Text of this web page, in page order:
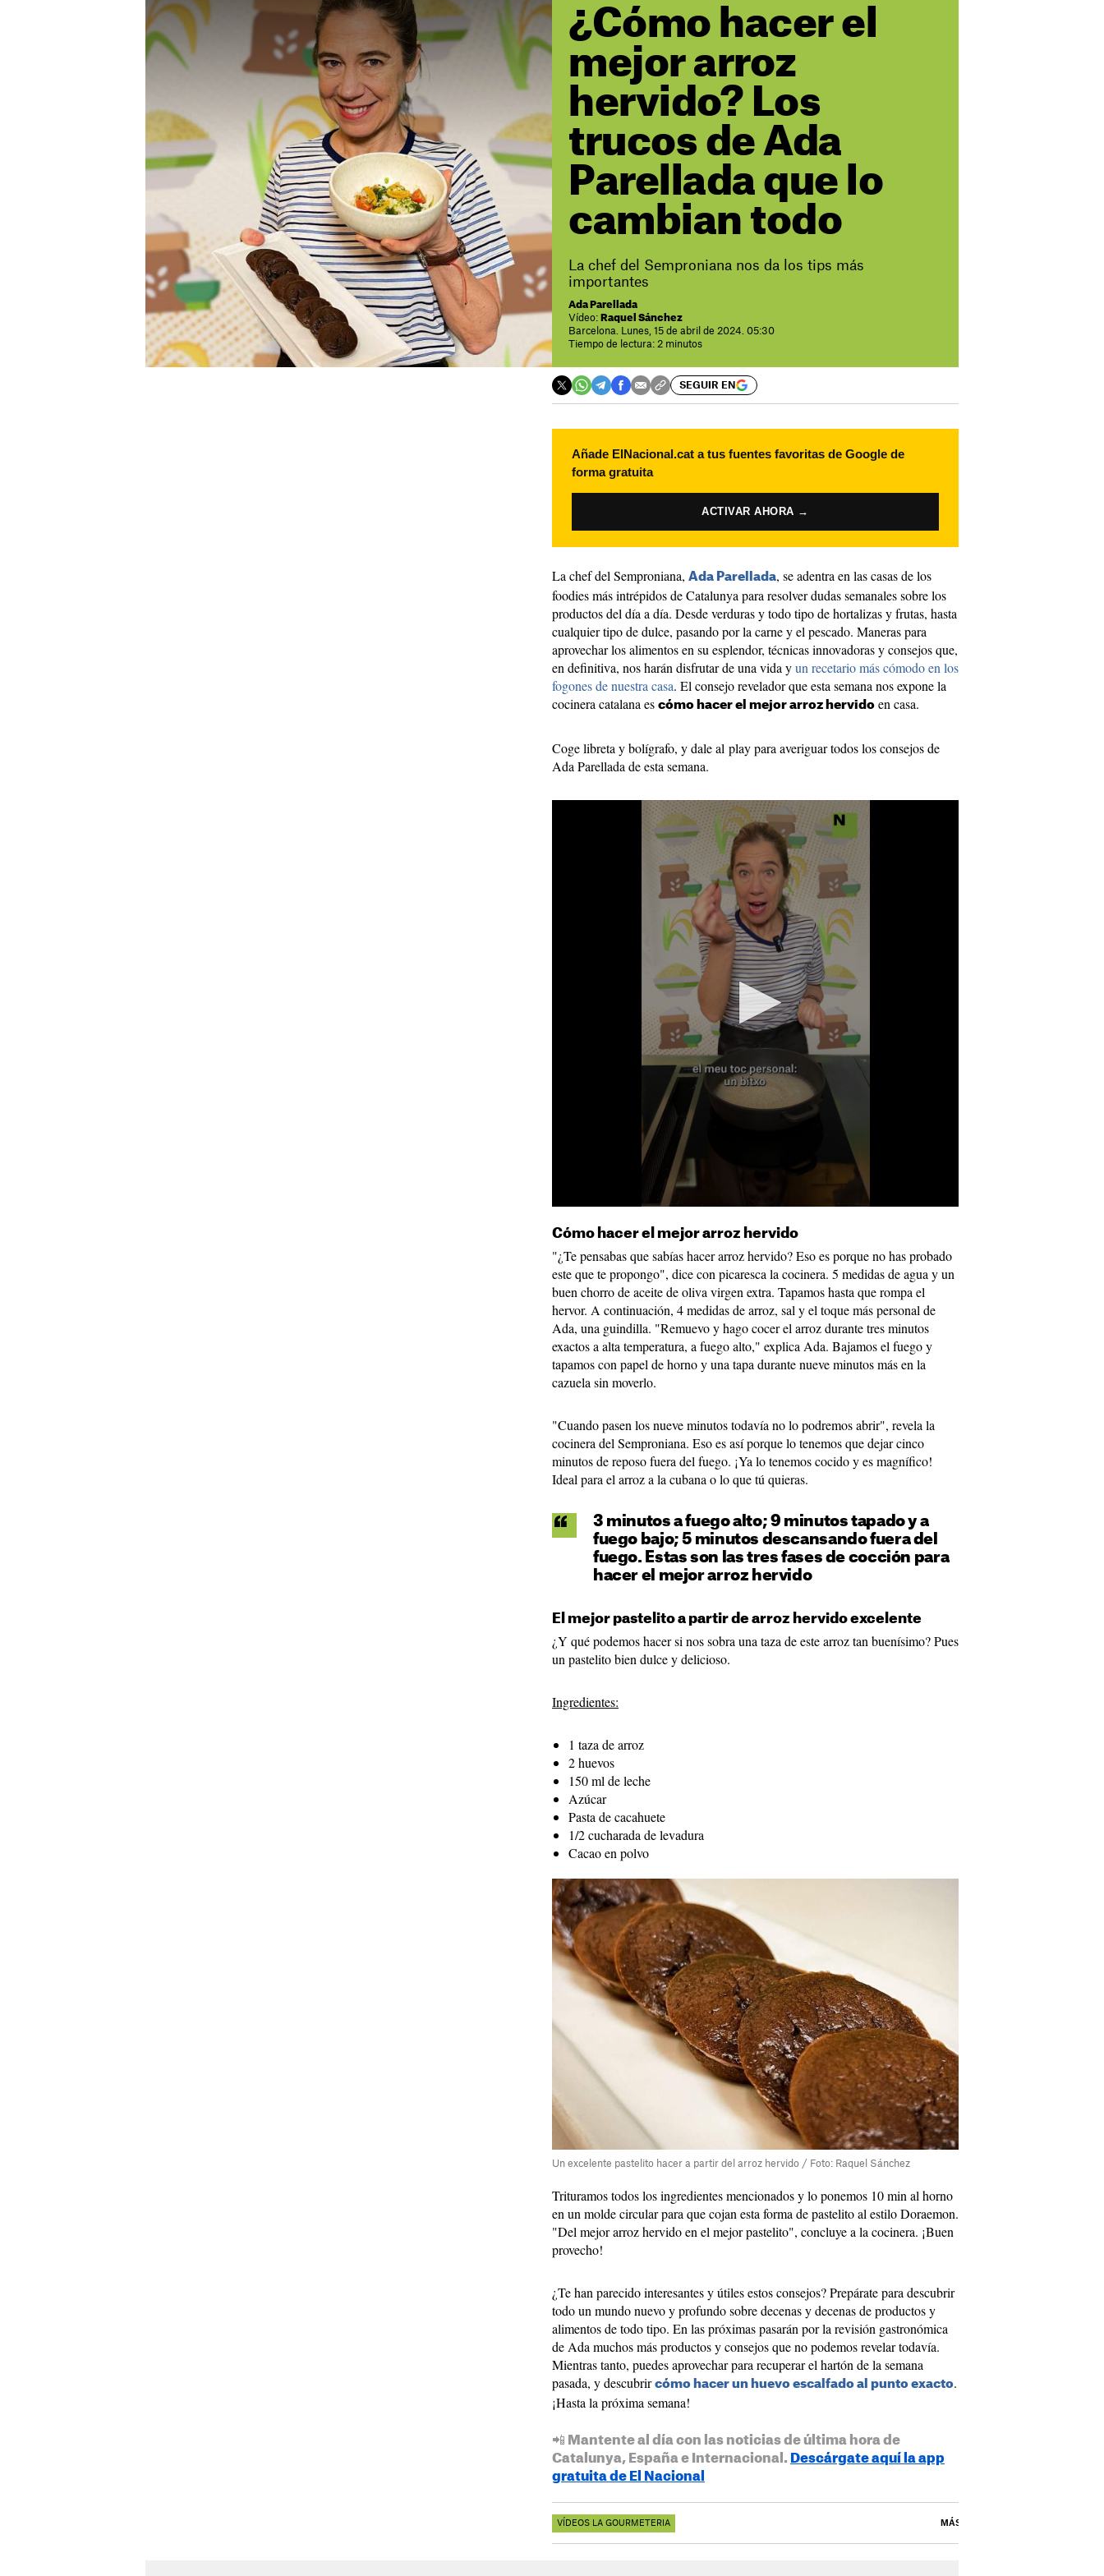
¿Cómo hacer el
mejor arroz
hervido? Los
trucos de Ada
Parellada que lo
cambian todo
La chef del Semproniana nos da los tips más
importantes
Ada Parellada
Vídeo: Raquel Sánchez
Barcelona. Lunes, 15 de abril de 2024. 05:30
Tiempo de lectura: 2 minutos
SEGUIR EN
Añade ElNacional.cat a tus fuentes favoritas de Google de
forma gratuita
ACTIVAR AHORA →
La chef del Semproniana, Ada Parellada, se adentra en las casas de los
foodies más intrépidos de Catalunya para resolver dudas semanales sobre los
productos del día a día. Desde verduras y todo tipo de hortalizas y frutas, hasta
cualquier tipo de dulce, pasando por la carne y el pescado. Maneras para
aprovechar los alimentos en su esplendor, técnicas innovadoras y consejos que,
en definitiva, nos harán disfrutar de una vida yun recetario más cómodo en los
fogones de nuestra casa. El consejo revelador que esta semana nos expone la
cocinera catalana es cómo hacer el mejor arroz hervido en casa.
Coge libreta y bolígrafo, y dale al play para averiguar todos los consejos de
Ada Parellada de esta semana.
Cómo hacer el mejor arroz hervido
"¿Te pensabas que sabías hacer arroz hervido? Eso es porque no has probado
este que te propongo", dice con picaresca la cocinera. 5 medidas de agua y un
buen chorro de aceite de oliva virgen extra. Tapamos hasta que rompa el
hervor. A continuación, 4 medidas de arroz, sal y el toque más personal de
Ada, una guindilla. "Remuevo y hago cocer el arroz durante tres minutos
exactos a alta temperatura, a fuego alto," explica Ada. Bajamos el fuego y
tapamos con papel de horno y una tapa durante nueve minutos más en la
cazuela sin moverlo.
"Cuando pasen los nueve minutos todavía no lo podremos abrir", revela la
cocinera del Semproniana. Eso es así porque lo tenemos que dejar cinco
minutos de reposo fuera del fuego. ¡Ya lo tenemos cocido y es magnífico!
Ideal para el arroz a la cubana o lo que tú quieras.
3 minutos a fuego alto; 9 minutos tapado y a
fuego bajo; 5 minutos descansando fuera del
fuego. Estas son las tres fases de cocción para
hacer el mejor arroz hervido
El mejor pastelito a partir de arroz hervido excelente
¿Y qué podemos hacer si nos sobra una taza de este arroz tan buenísimo? Pues
un pastelito bien dulce y delicioso.
Ingredientes:
1 taza de arroz
2 huevos
150 ml de leche
Azúcar
Pasta de cacahuete
1/2 cucharada de levadura
Cacao en polvo
Un excelente pastelito hacer a partir del arroz hervido / Foto: Raquel Sánchez
Trituramos todos los ingredientes mencionados y lo ponemos 10 min al horno
en un molde circular para que cojan esta forma de pastelito al estilo Doraemon.
"Del mejor arroz hervido en el mejor pastelito", concluye a la cocinera. ¡Buen
provecho!
¿Te han parecido interesantes y útiles estos consejos? Prepárate para descubrir
todo un mundo nuevo y profundo sobre decenas y decenas de productos y
alimentos de todo tipo. En las próximas pasarán por la revisión gastronómica
de Ada muchos más productos y consejos que no podemos revelar todavía.
Mientras tanto, puedes aprovechar para recuperar el hartón de la semana
pasada, y descubrir cómo hacer un huevo escalfado al punto exacto.
¡Hasta la próxima semana!
📲 Mantente al día con las noticias de última hora de
Catalunya, España e Internacional. Descárgate aquí la app
gratuita de El Nacional
VÍDEOS LA GOURMETERIA MÁS